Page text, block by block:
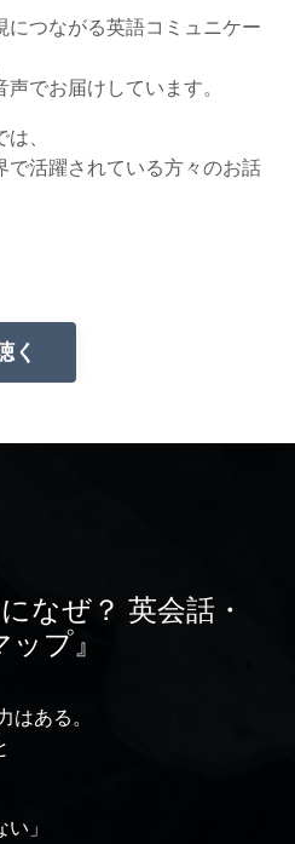
つながる英語コミュニケー
でお届けしています。
、
で活躍されている方々のお話
く
なぜ？ 英会話・
プ』
ある。
」